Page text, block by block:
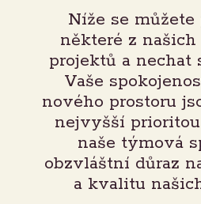
Níže se
některé z
projektů a nechat
Vaše
nového prostoru
nejvyšší
naše týmová
obzvláštní důraz
a kvalitu